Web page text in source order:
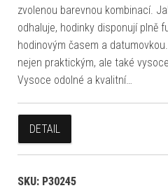
zvolenou barevnou kombinací.
odhaluje, hodinky disponují plně
hodinovým časem a
nejen praktickým, ale také
Vysoce odolné a kvalitní…
DETAIL
SKU: P30245